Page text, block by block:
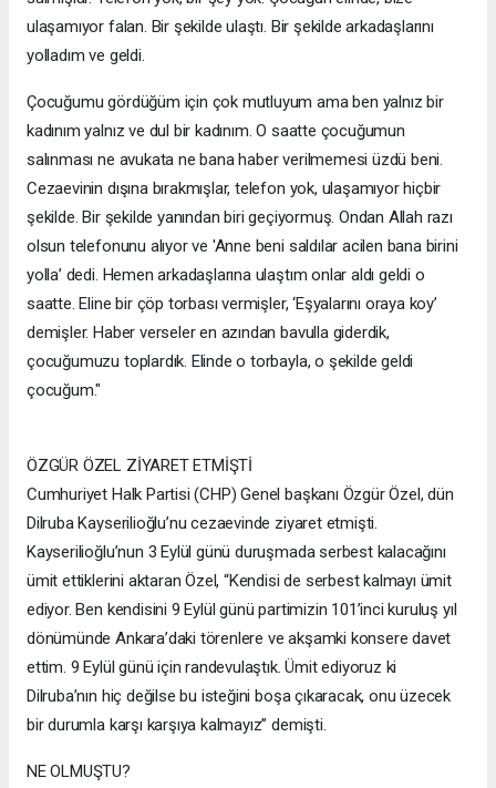
ulaşamıyor falan. Bir şekilde ulaştı. Bir şekilde arkadaşlarını
yolladım ve geldi.
Çocuğumu gördüğüm için çok mutluyum ama ben yalnız bir
kadınım yalnız ve dul bir kadınım. O saatte çocuğumun
salınması ne avukata ne bana haber verilmemesi üzdü beni.
Cezaevinin dışına bırakmışlar, telefon yok, ulaşamıyor hiçbir
şekilde. Bir şekilde yanından biri geçiyormuş. Ondan Allah razı
olsun telefonunu alıyor ve 'Anne beni saldılar acilen bana birini
yolla’ dedi. Hemen arkadaşlarına ulaştım onlar aldı geldi o
saatte. Eline bir çöp torbası vermişler, ‘Eşyalarını oraya koy’
demişler. Haber verseler en azından bavulla giderdik,
çocuğumuzu toplardık. Elinde o torbayla, o şekilde geldi
çocuğum."
ÖZGÜR ÖZEL ZİYARET ETMİŞTİ
Cumhuriyet Halk Partisi (CHP) Genel başkanı Özgür Özel, dün
Dilruba Kayserilioğlu’nu cezaevinde ziyaret etmişti.
Kayserilioğlu’nun 3 Eylül günü duruşmada serbest kalacağını
ümit ettiklerini aktaran Özel, “Kendisi de serbest kalmayı ümit
ediyor. Ben kendisini 9 Eylül günü partimizin 101’inci kuruluş yıl
dönümünde Ankara’daki törenlere ve akşamki konsere davet
ettim. 9 Eylül günü için randevulaştık. Ümit ediyoruz ki
Dilruba’nın hiç değilse bu isteğini boşa çıkaracak, onu üzecek
bir durumla karşı karşıya kalmayız” demişti.
NE OLMUŞTU?